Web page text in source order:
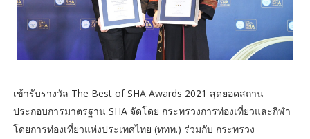
เข้ารับรางวัล The Best of SHA Awards 2021 สุดยอดสถาน
ประกอบการมาตรฐาน SHA จัดโดย กระทรวงการท่องเที่ยวและกีฬา
โดยการท่องเที่ยวแห่งประเทศไทย (ททท.) ร่วมกับ กระทรวง